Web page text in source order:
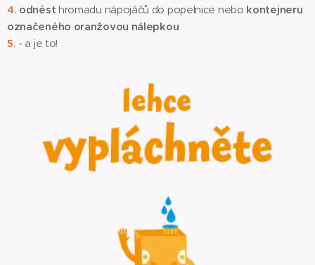
4. odnést hromadu nápojáčů do popelnice nebo kontejneru
označeného oranžovou nálepkou
5. - a je to!